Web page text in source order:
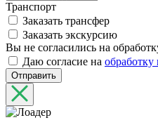
Транспорт
Заказать трансфер
Заказать экскурсию
Вы не согласились на
Даю согласие на
Отправить